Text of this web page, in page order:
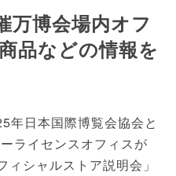
万博会場内オフ
品などの情報を
日本国際博覧会協会と
ライセンスオフィスが
ィシャルストア説明会」